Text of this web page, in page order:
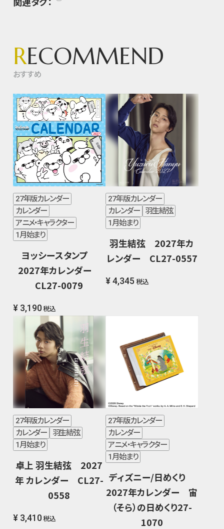
RECOMMEND
おすすめ
27年版カレンダー
カレンダー
アニメ・キャラクター
1月始まり
ヨッシースタンプ
2027年カレンダー
CL27-0079
¥ 3,190 税込
27年版カレンダー
カレンダー
羽生結弦
1月始まり
羽生結弦 2027年カ
レンダー CL27-0557
¥ 4,345 税込
27年版カレンダー
カレンダー
羽生結弦
1月始まり
卓上 羽生結弦 2027
年 カレンダー CL27-
0558
¥ 3,410 税込
27年版カレンダー
カレンダー
アニメ・キャラクター
1月始まり
ディズニー/日めくり
2027年カレンダー 宙
（そら）の日めくり27-
1070